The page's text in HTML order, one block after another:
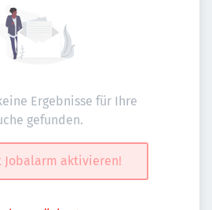
Ergebnisse für Ihre
gefunden.
Jobalarm aktivieren!